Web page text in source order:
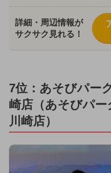
詳細・周辺情報が
サクサク見れる！
7位：あそびパー
崎店（あそびパ
川崎店）